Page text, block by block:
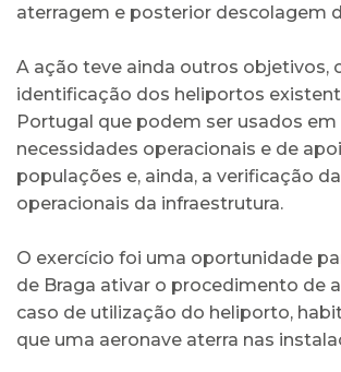
aterragem e posterior descolagem
A ação teve ainda outros objetivos,
identificação dos heliportos
Portugal que podem ser usados em
necessidades operacionais e de
populações e, ainda, a verificação
operacionais da infraestrutura.
O exercício foi uma oportunidade
de Braga ativar o procedimento de
caso de utilização do heliporto,
que uma aeronave aterra nas